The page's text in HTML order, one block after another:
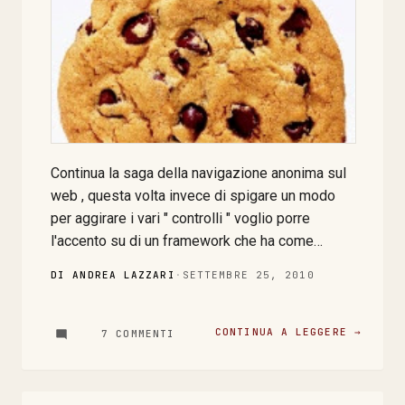
Continua la saga della navigazione anonima sul
web , questa volta invece di spigare un modo
per aggirare i vari " controlli " voglio porre
l'accento su di un framework che ha come
stesso cappello molte delle tecniche di
un eufemismo) il nostro incedere sulla rete, il
DI ANDREA LAZZARI · SETTEMBRE 25, 2010
7 COMMENTI CONTINUA A LEGGERE →